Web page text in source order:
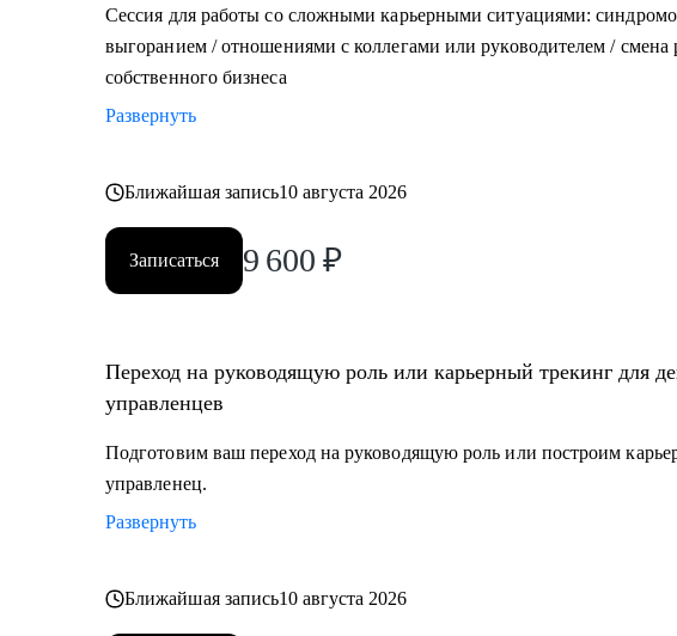
Сессия для работы со сложными карьерными ситуациями:
выгоранием / отношениями с коллегами или руководителем / смена
собственного бизнеса
Развернуть
Ближайшая запись10 августа 2026
Записаться 9 600 ₽
Переход на руководящую роль или карьерный трекинг для
управленцев
Подготовим ваш переход на руководящую роль или построим
управленец.
Развернуть
Ближайшая запись10 августа 2026